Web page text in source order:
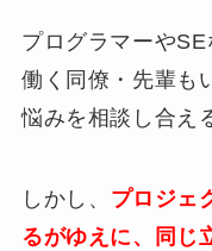
プログラマーや
働く同僚・先輩も
悩みを相談し合え
しかし、 プロジェ
るがゆえに、同じ